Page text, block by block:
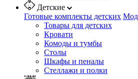
Детские
Готовые комплекты детских
Товары для детских
Кровати
Комоды и тумбы
Столы
Шкафы и пеналы
Стеллажи и полки